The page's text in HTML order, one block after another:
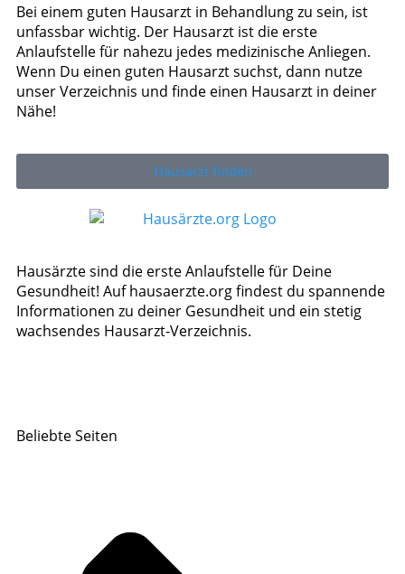
Bei einem guten Hausarzt in Behandlung zu sein, ist
unfassbar wichtig. Der Hausarzt ist die erste
Anlaufstelle für nahezu jedes medizinische Anliegen.
Wenn Du einen guten Hausarzt suchst, dann nutze
unser Verzeichnis und finde einen Hausarzt in deiner
Nähe!
Hausarzt finden
Hausärzte sind die erste Anlaufstelle für Deine
Gesundheit! Auf hausaerzte.org findest du spannende
Informationen zu deiner Gesundheit und ein stetig
wachsendes Hausarzt-Verzeichnis.
Beliebte Seiten